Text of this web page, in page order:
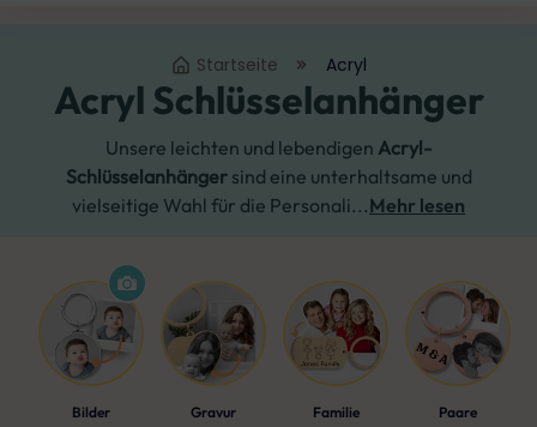
Startseite Acryl
Acryl Schlüsselanhänger
Unsere leichten und lebendigen Acryl-
Schlüsselanhängersind eine unterhaltsame und
vielseitige Wahl für die Personali...Mehr lesen
Bilder Gravur Familie Paare